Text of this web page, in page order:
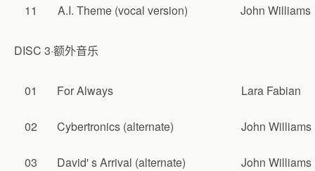
11 A.I. Theme (vocal version) John Williams
DISC 3·额外音乐
01 For Always Lara Fabian
02 Cybertronics (alternate) John Williams
03 David' s Arrival (alternate) John Williams